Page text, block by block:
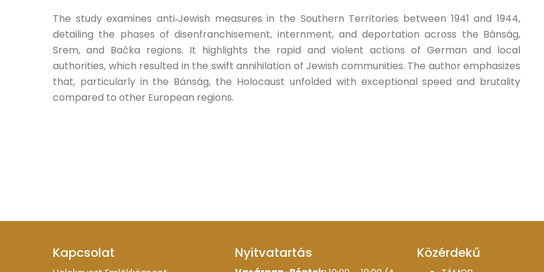
The study examines anti‑Jewish measures in the Southern Territories between 1941 and 1944,
detailing the phases of disenfranchisement, internment, and deportation across the Bánság,
Srem, and Bačka regions. It highlights the rapid and violent actions of German and local
authorities, which resulted in the swift annihilation of Jewish communities. The author emphasizes
that, particularly in the Bánság, the Holocaust unfolded with exceptional speed and brutality
compared to other European regions.
Kapcsolat Nyitvatartás Közérdekű